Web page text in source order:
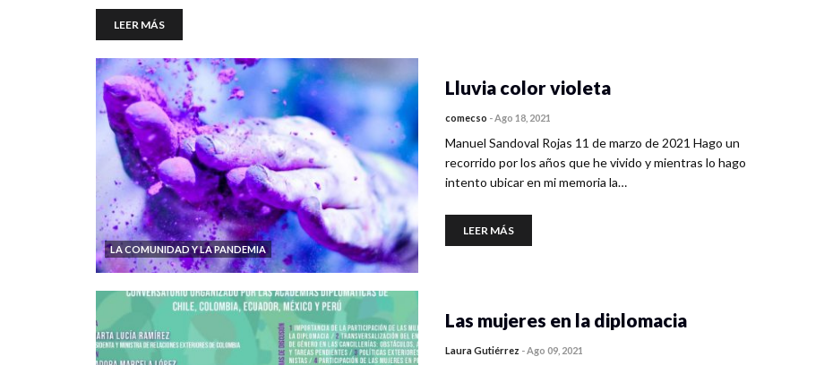
LEER MÁS
LA COMUNIDAD Y LA PANDEMIA
Lluvia color violeta
comecso -Ago 18, 2021
Manuel Sandoval Rojas 11 de marzo de 2021 Hago un
recorrido por los años que he vivido y mientras lo hago
intento ubicar en mi memoria la…
LEER MÁS
Las mujeres en la diplomacia
Laura Gutiérrez -Ago 09, 2021